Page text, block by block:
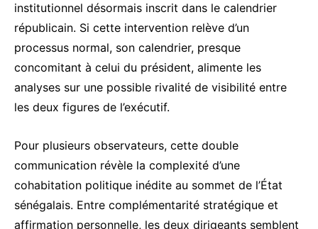
institutionnel désormais inscrit dans le calendrier
républicain. Si cette intervention relève d’un
processus normal, son calendrier, presque
concomitant à celui du président, alimente les
analyses sur une possible rivalité de visibilité entre
les deux figures de l’exécutif.
Pour plusieurs observateurs, cette double
communication révèle la complexité d’une
cohabitation politique inédite au sommet de l’État
sénégalais. Entre complémentarité stratégique et
affirmation personnelle, les deux dirigeants semblent